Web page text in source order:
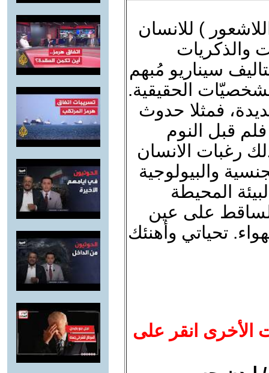
) للانسان
والذكريات
سيناريو مُبهم
الحقيقية.
فمثلا حدوث
قبل النوم
رغبات الانسان
والبيولوجية
المحيطة
على عين
تحياتي وأهنئك
الأخرى انقر على